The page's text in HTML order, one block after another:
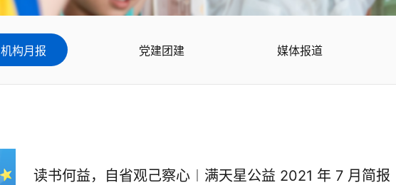
机构月报 党建团建 媒体报道
读书何益，自省观己察心︱满天星公益 2021 年 7 月简报